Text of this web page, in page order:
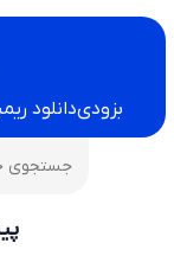
بزودیدانلود